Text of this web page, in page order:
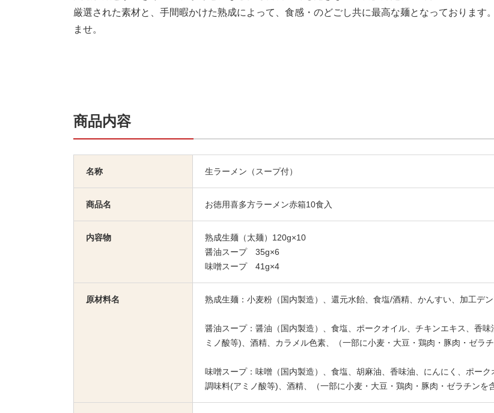
厳選された素材と、手間暇かけた熟成によって、食感・のどごし共に最高な麺となっておりま
ませ。
商品内容
名称 生ラーメン（スープ付）
商品名 お徳用喜多方ラーメン赤箱10食入
内容物
熟成生麺（太麺）120g×10
醤油スープ 35g×6
味噌スープ 41g×4
原材料名 熟成生麺：小麦粉（国内製造）、還元水飴、食塩/酒精、かんすい、加工デ
醤油スープ：醤油（国内製造）、食塩、ポークオイル、チキンエキス、香
ミノ酸等)、酒精、カラメル色素、（一部に小麦・大豆・鶏肉・豚肉・ゼラチ
味噌スープ：味噌（国内製造）、食塩、胡麻油、香味油、にんにく、ポー
調味料(アミノ酸等)、酒精、（一部に小麦・大豆・鶏肉・豚肉・ゼラチンを